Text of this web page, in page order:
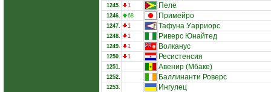
1245. 1 Пеле
1246. 68 Примейро
1247. 1 Тафуна Уарриорс
1248. 1 Риверс Юнайтед
1249. 1 Волканус
1250. 1 Ресистенсия
1251. Авенир (Мбаке)
1252. Баллинанти Роверс
1253. Ингулец